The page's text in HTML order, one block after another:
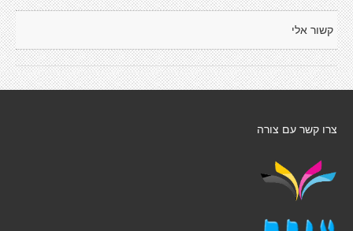
קשור אלי
צרו קשר עם צורה